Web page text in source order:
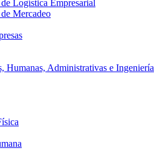
Logística Empresarial
Mercadeo
Humanas, Administrativas e Ingeniería